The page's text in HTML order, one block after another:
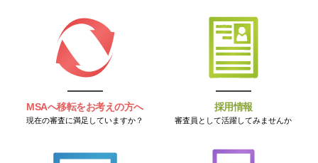
MSAへ移転をお考えの方へ
現在の審査に満足していますか？
採用情報
審査員として活躍してみませんか